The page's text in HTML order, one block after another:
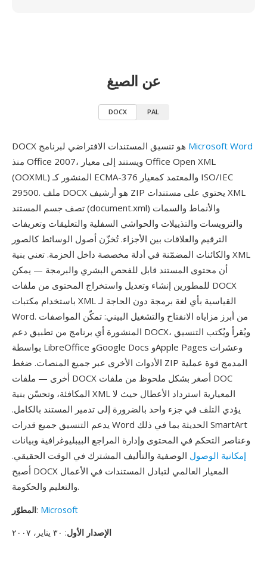
عن الصيغ
DOCX PAL
Microsoft Word
منذ Office 2007، ويستند إلى معيار Office Open XML
(OOXML) المنشور كـ ECMA-376 والمعتمد كمعيار ISO/IEC
29500. ملف DOCX هو أرشيف ZIP يحتوي على مستندات XML
تصف جسم المستند (document.xml) والأنماط والسمات
والترويسات والتذييلات والحواشي السفلية والتعليقات وتعريفات
الترقيم والعلاقات بين الأجزاء. تُخزّن أصول الوسائط كالصور
والكائنات المضمّنة في أدلة مخصصة داخل الحزمة. تعني بنية XML
أن محتوى المستند قابل للفحص البشري والبرمجة — يمكن
للمطورين إنشاء وتعديل واستخراج المحتوى من ملفات DOCX
باستخدام مكتبات XML القياسية بأي لغة برمجة دون الحاجة لـ
Word. من أبرز مزاياه الانفتاح والتشغيل البيني: تمكّن المواصفات
المنشورة أي برنامج من تطبيق دعم DOCX، ويُقرأ ويُكتب التنسيق
بواسطة LibreOffice وGoogle Docs وApple Pages وعشرات
الأدوات الأخرى عبر جميع المنصات. ضغط ZIP المدمج قوة عملية
أخرى — ملفات DOCX أصغر بشكل ملحوظ من ملفات DOC
المكافئة، وتحسّن بنية XML المعيارية استرداد الأعطال حيث لا
يؤدي التلف في جزء واحد بالضرورة إلى تدمير المستند بالكامل.
يدعم التنسيق جميع قدرات Word الحديثة بما في ذلك SmartArt
وعناصر التحكم في المحتوى وإدارة المراجع البيبليوغرافية وبيانات
إمكانية الوصول الوصفية والتأليف المشترك في الوقت الحقيقي.
أصبح DOCX المعيار العالمي لتبادل المستندات في الأعمال
والتعليم والحكومة.
المطوّر: Microsoft
الإصدار الأول: ٣٠ يناير، ٢٠٠٧